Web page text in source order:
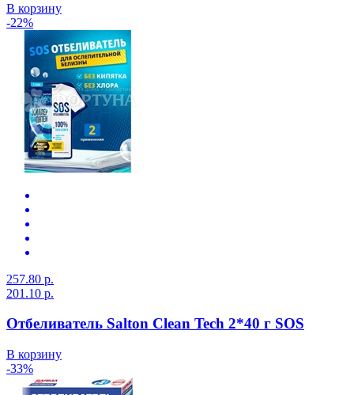
В корзину
-22%
257.80 р.
201.10 р.
Отбеливатель Salton Clean Tech 2*40 г SOS
В корзину
-33%